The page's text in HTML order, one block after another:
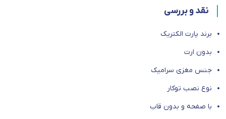
نقد و بررسی
برند پارت الکتریک
بدون ارت
جنس مغزی سرامیک
نوع نصب توکار
با صفحه و بدون قاب